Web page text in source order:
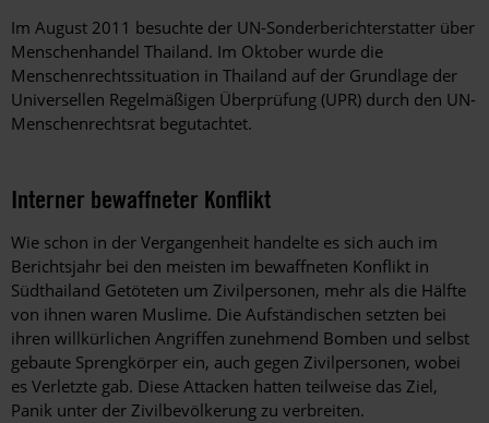
Im August 2011 besuchte der UN-Sonderberichterstatter über
Menschenhandel Thailand. Im Oktober wurde die
Menschenrechtssituation in Thailand auf der Grundlage der
Universellen Regelmäßigen Überprüfung (UPR) durch den UN-
Menschenrechtsrat begutachtet.
Interner bewaffneter Konflikt
Wie schon in der Vergangenheit handelte es sich auch im
Berichtsjahr bei den meisten im bewaffneten Konflikt in
Südthailand Getöteten um Zivilpersonen, mehr als die Hälfte
von ihnen waren Muslime. Die Aufständischen setzten bei
ihren willkürlichen Angriffen zunehmend Bomben und selbst
gebaute Sprengkörper ein, auch gegen Zivilpersonen, wobei
es Verletzte gab. Diese Attacken hatten teilweise das Ziel,
Panik unter der Zivilbevölkerung zu verbreiten.